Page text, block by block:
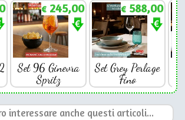
€ 245,00
Set 96 Ginevra
Spritz
€ 588,00
Set Grey Perlage
Fino
interessare anche questi articoli...